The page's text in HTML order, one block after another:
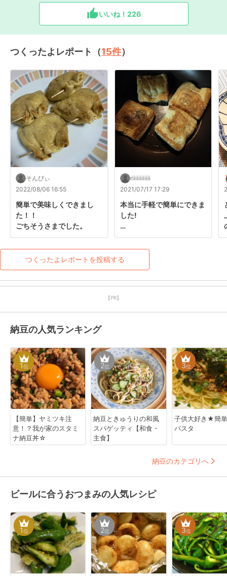
いいね！ 226
つくったよレポート（15件）
そんぴぃ
2022/08/06 16:55
簡単で美味しくできまし
た！！
ごちそうさまでした。
riiiiiiiiiiii
2021/07/17 17:29
本当に手軽で簡単にできま
した!
中に豆板醤をちょっとプラ
スして作りました。
冷蔵庫でゾンビになりかけ
つくったよレポートを投稿する
【PR】
納豆の人気ランキング
1位
【簡単】ヤミツキ注
意！？我が家のスタミ
ナ納豆丼☆
2位
納豆ときゅうりの和風
スパゲッティ【和食・
主食】
3位
子供大好き★簡
パスタ
納豆のカテゴリへ
ビールに合うおつまみの人気レシピ
1位 2位 3位